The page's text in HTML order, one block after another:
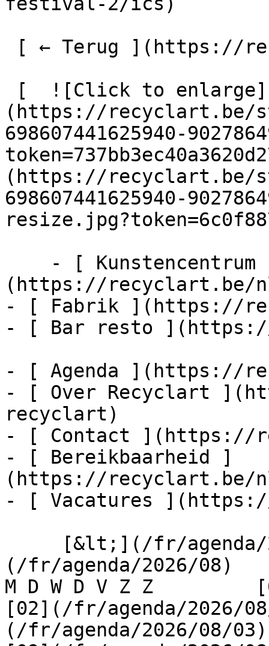
(https://recyclart.be/
698607441625940-
(https://recyclart.be/
698607441625940-
(https://recyclart.be/
- [ Fabrik ](https://
- [ Bar resto
- [ Agenda ](https://
- [ Over Recyclart
recyclart)
- [ Contact ](https://
- [ Bereikbaarheid ]
(https://recyclart.be/
- [ Vacatures
(/fr/agenda/2026/08)
M D W D V Z Z
[02](/fr/agenda/2026/
(/fr/agenda/2026/08/